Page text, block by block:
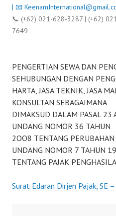
| 📧
📞 (+62) 021-628-3287 | (+62)
7649
PENGERTIAN SEWA DAN
SEHUBUNGAN DENGAN
HARTA, JASA TEKNIK, JASA
KONSULTAN SEBAGAIMANA
DIMAKSUD DALAM PASAL 23
UNDANG NOMOR 36 TAHUN
2OO8 TENTANG
UNDANG NOMOR 7 TAHUN
TENTANG PAJAK
Surat Edaran Dirjen Pajak, SE